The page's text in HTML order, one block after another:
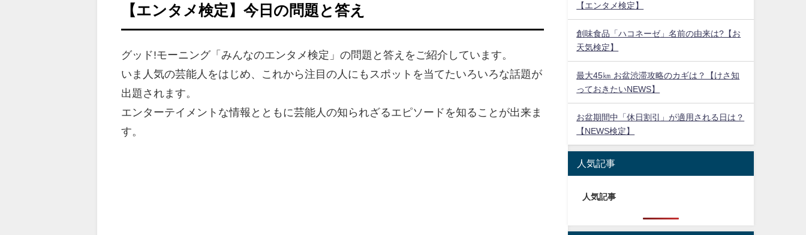
【エンタメ検定】今日の問題と答え
グッド!モーニング「みんなのエンタメ検定」の問題と答えをご紹介しています。
いま人気の芸能人をはじめ、 これから注目の人にもスポットを当てたいろいろな話題が
出題されます。
エンターテイメントな情報とともに芸能人の知られざるエピソードを知ることが出来ま
す。
【エンタメ検定】
創味食品「ハコネーゼ」名前の由来は?【お
天気検定】
最大45㎞ お盆渋滞攻略のカギは？【けさ知
っておきたいNEWS】
お盆期間中「休日割引」が適用される日は？
【NEWS検定】
人気記事
人気記事